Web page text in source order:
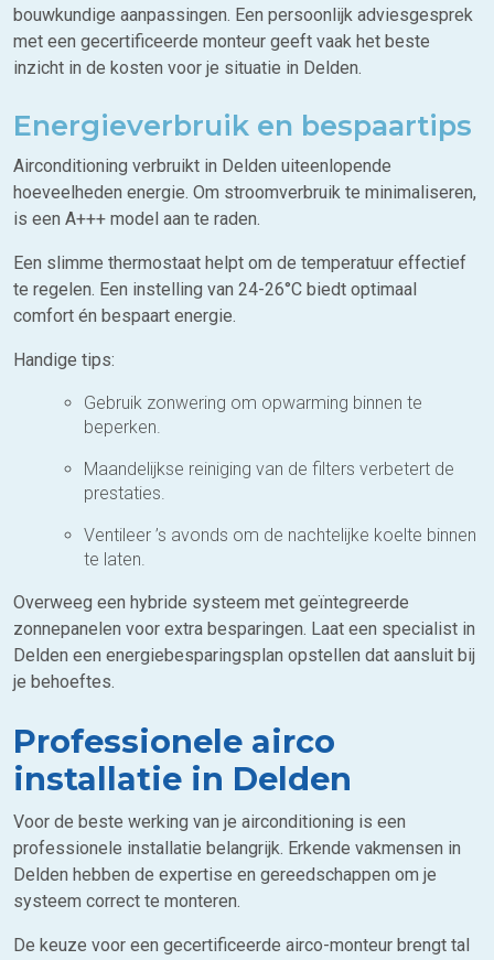
bouwkundige aanpassingen. Een persoonlijk adviesgesprek
met een gecertificeerde monteur geeft vaak het beste
inzicht in de kosten voor je situatie in Delden.
Energieverbruik en bespaartips
Airconditioning verbruikt in Delden uiteenlopende
hoeveelheden energie. Om stroomverbruik te minimaliseren,
is een A+++ model aan te raden.
Een slimme thermostaat helpt om de temperatuur effectief
te regelen. Een instelling van 24-26°C biedt optimaal
comfort én bespaart energie.
Handige tips:
Gebruik zonwering om opwarming binnen te
beperken.
Maandelijkse reiniging van de filters verbetert de
prestaties.
Ventileer ’s avonds om de nachtelijke koelte binnen
te laten.
Overweeg een hybride systeem met geïntegreerde
zonnepanelen voor extra besparingen. Laat een specialist in
Delden een energiebesparingsplan opstellen dat aansluit bij
je behoeftes.
Professionele airco
installatie in Delden
Voor de beste werking van je airconditioning is een
professionele installatie belangrijk. Erkende vakmensen in
Delden hebben de expertise en gereedschappen om je
systeem correct te monteren.
De keuze voor een gecertificeerde airco-monteur brengt tal